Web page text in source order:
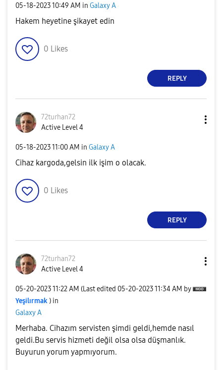
‎05-18-202310:49 AM in Galaxy A
Hakem heyetine şikayet edin
0 Likes
REPLY
72turhan72
Active Level 4
‎05-18-202311:00 AM in Galaxy A
Cihaz kargoda,gelsin ilk işim o olacak.
0 Likes
REPLY
72turhan72
Active Level 4
‎05-20-202311:22 AM (Last edited ‎05-20-202311:34 AM by
Yeşilırmak ) in
Galaxy A
Merhaba. Cihazım servisten şimdi geldi,hemde nasıl
geldi.Bu servis hizmeti değil olsa olsa düşmanlık.
Buyurun yorum yapmıyorum.